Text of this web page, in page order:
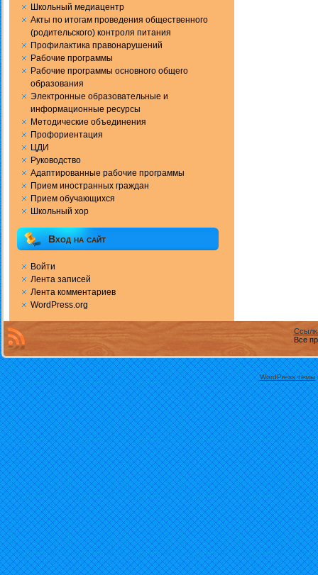
Школьный медиацентр
Акты по итогам проведения общественного
(родительского) контроля питания
Профилактика правонарушений
Рабочие программы
Рабочие программы основного общего
образования
Электронные образовательные и
информационные ресурсы
Методические объединения
Профориентация
ЦДИ
Руководство
Адаптированные рабочие программы
Прием иностранных граждан
Прием обучающихся
Школьный хор
Вход на сайт
Войти
Лента записей
Лента комментариев
WordPress.org
Все
WordPress темы